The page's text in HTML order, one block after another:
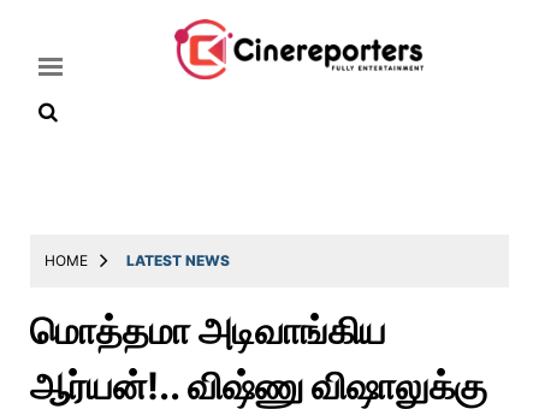
Latest
Throwback
Television
HOME LATEST NEWS
மொத்தமா அடிவாங்கிய
ஆர்யன்!.. விஷ்ணு விஷாலுக்கு